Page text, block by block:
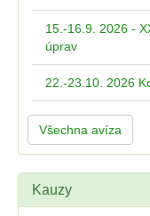
15.-16.9. 2026 -
úprav
22.-23.10. 2026
Všechna avíza
Kauzy